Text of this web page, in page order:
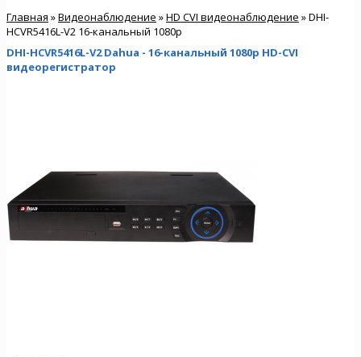
Главная »Видеонаблюдение »HD CVI видеонаблюдение » DHI-
HCVR5416L-V2 16-канальный 1080р
DHI-HCVR5416L-V2 Dahua - 16-канальный 1080р HD-CVI
видеорегистратор